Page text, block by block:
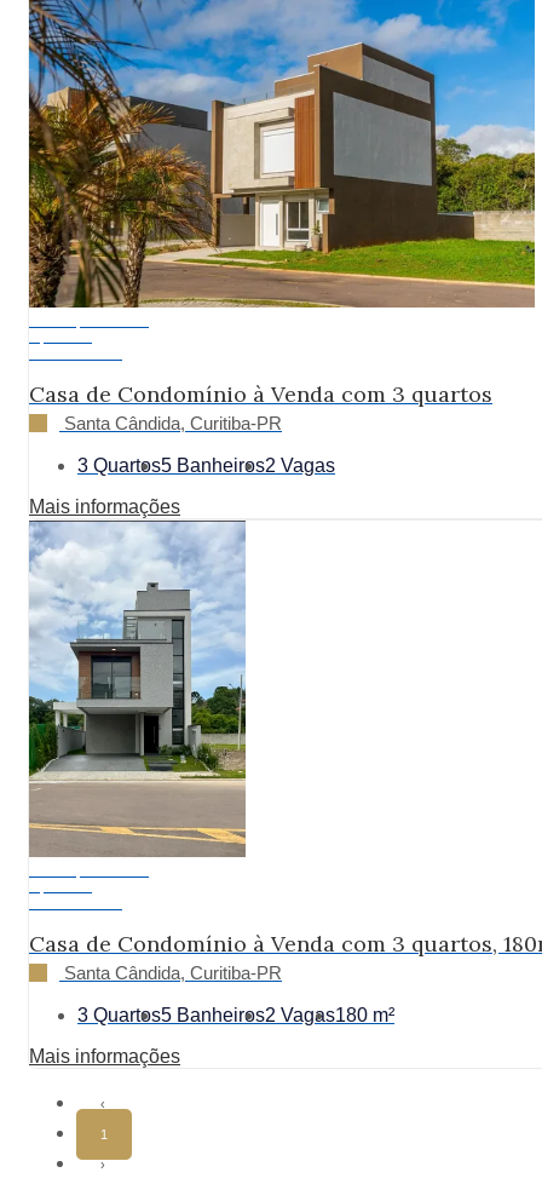
Casa de Condomínio à Venda com 3 quartos
Santa Cândida, Curitiba-PR
3 Quartos5 Banheiros2 Vagas
Mais informações
Casa de Condomínio à Venda com 3 quartos,
Santa Cândida, Curitiba-PR
3 Quartos5 Banheiros2 Vagas180 m²
Mais informações
‹
1
›